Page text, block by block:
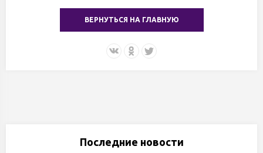
ВЕРНУТЬСЯ НА ГЛАВНУЮ
Последние новости